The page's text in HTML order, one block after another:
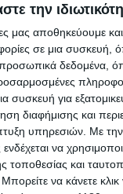
την
μας αποθηκεύουμε
σε μια συσκευή,
προσωπικά δεδομένα,
συσκευή για
διαφήμισης και
υπηρεσιών. Με την
ενδέχεται να
τοποθεσίας και
να κάνετε κλικ
ιδιαίτερα,
και έδωσα το